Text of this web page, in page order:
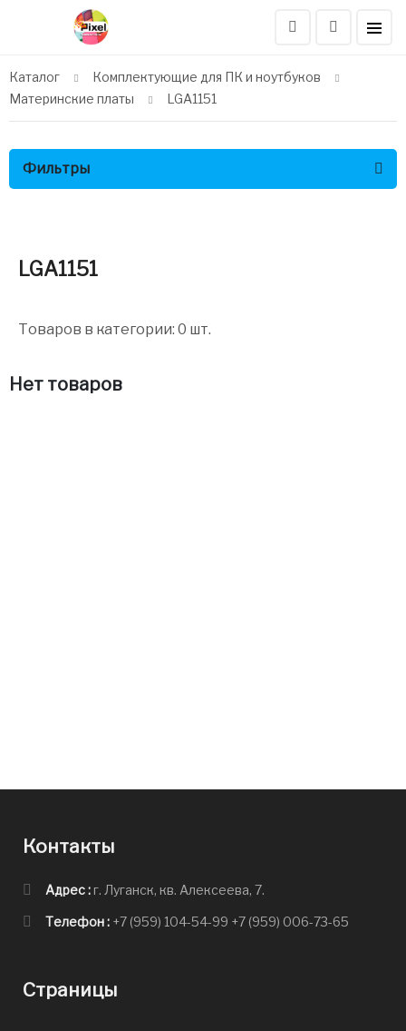
Каталог
Комплектующие для ПК и ноутбуков
Материнские платы
LGA1151
Фильтры
LGA1151
Товаров в категории: 0 шт.
Нет товаров
Контакты
Адрес :г. Луганск, кв. Алексеева, 7.
Телефон : +7 (959) 104-54-99 +7 (959) 006-73-65
Страницы